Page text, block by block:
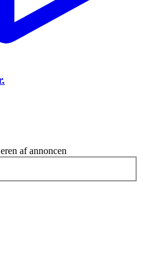
af annoncen